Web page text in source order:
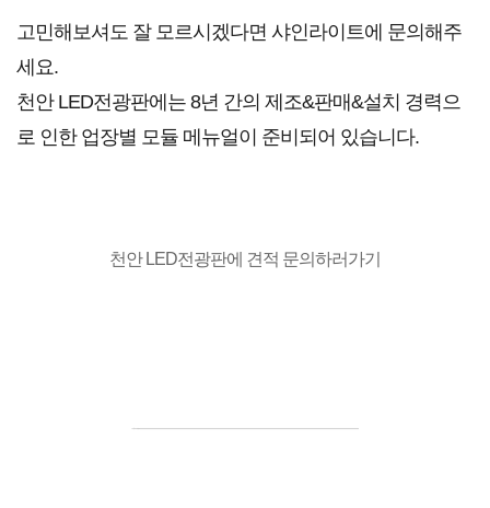
고민해보셔도 잘 모르시겠다면 샤인라이트에 문의해주
세요.
천안 LED전광판에는 8년 간의 제조&판매&설치 경력으
로 인한 업장별 모듈 메뉴얼이 준비되어 있습니다.
천안 LED전광판에 견적 문의하러가기